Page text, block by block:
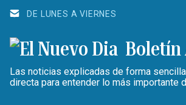
DE LUNES A VIERNES
Boletín
Las noticias explicadas de forma
directa para entender lo más importante